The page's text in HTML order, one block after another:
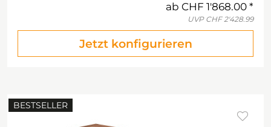
ab CHF 1'868.00
UVP CHF 2'428.99
Jetzt konfigurieren
BESTSELLER